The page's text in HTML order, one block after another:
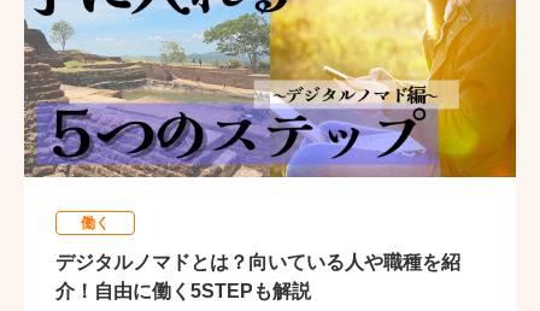
働く
デジタルノマドとは？向いている人や職種を紹
介！自由に働く5STEPも解説